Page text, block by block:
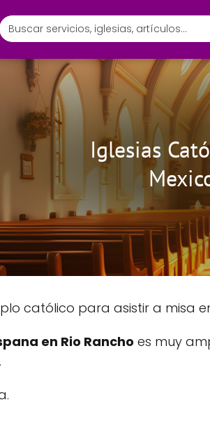
Iglesias
católico para asistir a misa
en Rio Rancho es muy